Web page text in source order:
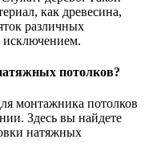
как древесина,
различных
исключением.
потолков?
монтажника потолков
Здесь вы найдете
натяжных